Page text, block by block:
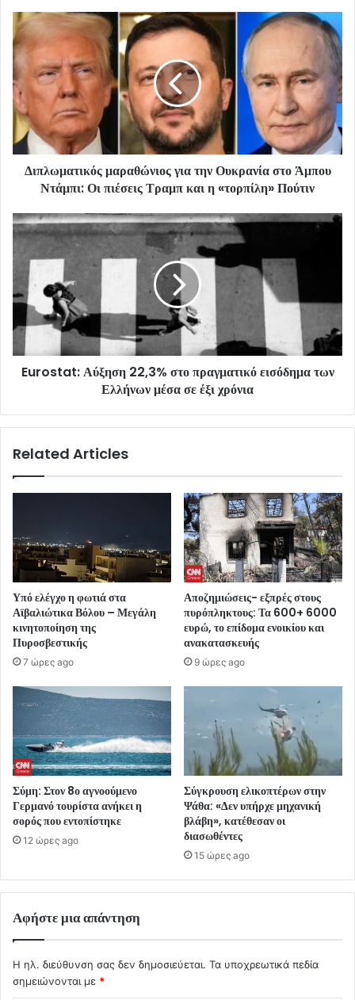
Διπλωματικός μαραθώνιος για την Ουκρανία στο Άμπου
Ντάμπι: Οι πιέσεις Τραμπ και η «τορπίλη» Πούτιν
Eurostat: Αύξηση 22,3% στο πραγματικό εισόδημα των
Ελλήνων μέσα σε έξι χρόνια
Related Articles
Υπό ελέγχο η φωτιά στα
Αϊβαλιώτικα Βόλου – Μεγάλη
κινητοποίηση της
Πυροσβεστικής
7 ώρες ago
Αποζημιώσεις- εξπρές στους
πυρόπληκτους: Τα 600+ 6000
ευρώ, το επίδομα ενοικίου και
ανακατασκευής
9 ώρες ago
Σύμη: Στον 8ο αγνοούμενο
Γερμανό τουρίστα ανήκει η
σορός που εντοπίστηκε
12 ώρες ago
Σύγκρουση ελικοπτέρων στην
Ψάθα: «Δεν υπήρχε μηχανική
βλάβη», κατέθεσαν οι
διασωθέντες
15 ώρες ago
Αφήστε μια απάντηση
Η ηλ. διεύθυνση σας δεν δημοσιεύεται. Τα υποχρεωτικά πεδία
σημειώνονται με *